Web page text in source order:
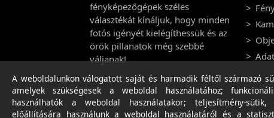
fényképezőgépek széles
választékát kínáljuk, hogy minden
fotós igényét kielégíthessük és az
örök pillanatok még szebbé
váljanak!
A weboldalunkon válogatott saját és harmadik féltől származó
amelyek szükségesek a weboldal használatához;
használhatók a weboldal használatakor; teljesítmény-
előállítására használunk a weboldal használatáról és a